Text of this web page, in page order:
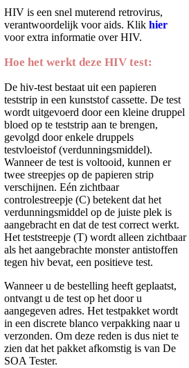
HIV is een snel muterend retrovirus,
verantwoordelijk voor aids. Klik hier
voor extra informatie over HIV.
Hoe het werkt deze HIV test:
De hiv-test bestaat uit een papieren
teststrip in een kunststof cassette. De test
wordt uitgevoerd door een kleine druppel
bloed op te teststrip aan te brengen,
gevolgd door enkele druppels
testvloeistof (verdunningsmiddel).
Wanneer de test is voltooid, kunnen er
twee streepjes op de papieren strip
verschijnen. Eén zichtbaar
controlestreepje (C) betekent dat het
verdunningsmiddel op de juiste plek is
aangebracht en dat de test correct werkt.
Het teststreepje (T) wordt alleen zichtbaar
als het aangebrachte monster antistoffen
tegen hiv bevat, een positieve test.
Wanneer u de bestelling heeft geplaatst,
ontvangt u de test op het door u
aangegeven adres. Het testpakket wordt
in een discrete blanco verpakking naar u
verzonden. Om deze reden is dus niet te
zien dat het pakket afkomstig is van De
SOA Tester.